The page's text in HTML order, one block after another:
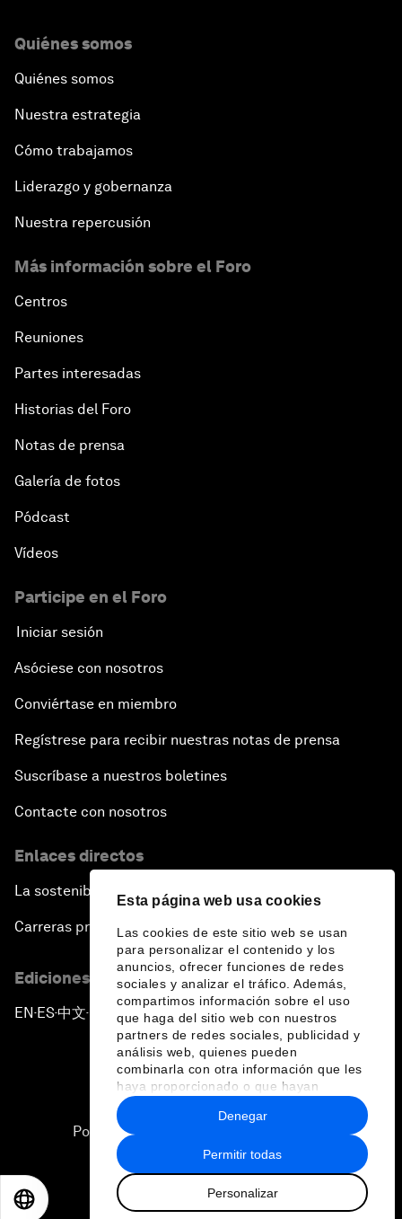
Esta página web usa cookies
Las cookies de este sitio web se usan
para personalizar el contenido y los
anuncios, ofrecer funciones de redes
sociales y analizar el tráfico. Además,
compartimos información sobre el uso
que haga del sitio web con nuestros
partners de redes sociales, publicidad y
análisis web, quienes pueden
combinarla con otra información que les
haya proporcionado o que hayan
recopilado a partir del uso que haya
hecho de sus servicios.
Permitir todas
Personalizar
Denegar
Quiénes somos
Quiénes somos
Nuestra estrategia
Cómo trabajamos
Liderazgo y gobernanza
Nuestra repercusión
Más información sobre el Foro
Centros
Reuniones
Partes interesadas
Historias del Foro
Notas de prensa
Galería de fotos
Pódcast
Vídeos
Participe en el Foro
Iniciar sesión
Asóciese con nosotros
Conviértase en miembro
Regístrese para recibir nuestras notas de prensa
Suscríbase a nuestros boletines
Contacte con nosotros
Enlaces directos
La sostenibilidad en el Foro
Carreras profesionales
Ediciones en otros idiomas
EN ▪ ES▪中文▪ 日本語
Política de privacidad y normas de uso
2026 Foro Económico Mundial